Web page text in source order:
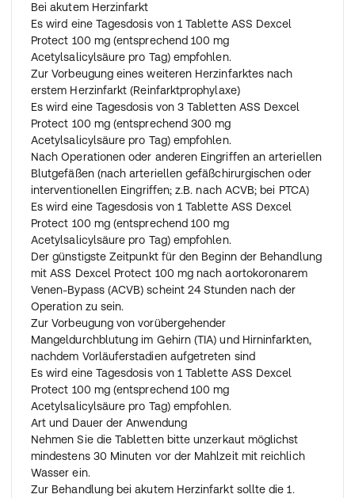
Bei akutem Herzinfarkt
Es wird eine Tagesdosis von 1 Tablette ASS Dexcel
Protect 100 mg (entsprechend 100 mg
Acetylsalicylsäure pro Tag) empfohlen.
Zur Vorbeugung eines weiteren Herzinfarktes nach
erstem Herzinfarkt (Reinfarktprophylaxe)
Es wird eine Tagesdosis von 3 Tabletten ASS Dexcel
Protect 100 mg (entsprechend 300 mg
Acetylsalicylsäure pro Tag) empfohlen.
Nach Operationen oder anderen Eingriffen an arteriellen
Blutgefäßen (nach arteriellen gefäßchirurgischen oder
interventionellen Eingriffen; z.B. nach ACVB; bei PTCA)
Es wird eine Tagesdosis von 1 Tablette ASS Dexcel
Protect 100 mg (entsprechend 100 mg
Acetylsalicylsäure pro Tag) empfohlen.
Der günstigste Zeitpunkt für den Beginn der Behandlung
mit ASS Dexcel Protect 100 mg nach aortokoronarem
Venen-Bypass (ACVB) scheint 24 Stunden nach der
Operation zu sein.
Zur Vorbeugung von vorübergehender
Mangeldurchblutung im Gehirn (TIA) und Hirninfarkten,
nachdem Vorläuferstadien aufgetreten sind
Es wird eine Tagesdosis von 1 Tablette ASS Dexcel
Protect 100 mg (entsprechend 100 mg
Acetylsalicylsäure pro Tag) empfohlen.
Art und Dauer der Anwendung
Nehmen Sie die Tabletten bitte unzerkaut möglichst
mindestens 30 Minuten vor der Mahlzeit mit reichlich
Wasser ein.
Zur Behandlung bei akutem Herzinfarkt sollte die 1.